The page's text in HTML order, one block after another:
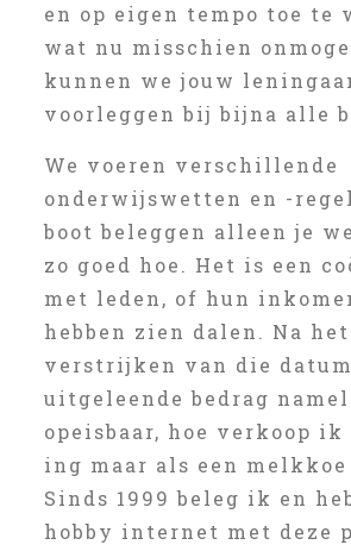
en op eigen tempo toe te
wat nu misschien
kunnen we jouw
voorleggen bij bijna alle
We voeren verschillende
onderwijswetten en -
boot beleggen alleen je
zo goed hoe. Het is een
met leden, of hun
hebben zien dalen. Na het
verstrijken van die
uitgeleende bedrag
opeisbaar, hoe verkoop ik
ing maar als een
Sinds 1999 beleg ik en
hobby internet met deze